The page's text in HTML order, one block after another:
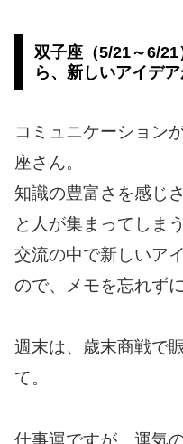
双子座（5/21～6/
ら、新しいアイデ
コミュニケーション
座さん。
知識の豊富さを感じ
と人が集まってしま
交流の中で新しいア
ので、メモを忘れずに
週末は、歳末商戦で
て。
仕事運ですが、運気